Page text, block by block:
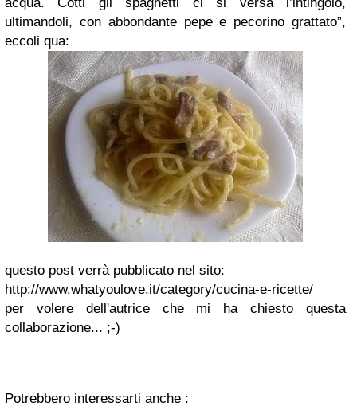
ultimandoli, con abbondante pepe e pecorino grattato”,
eccoli qua:
questo post verrà pubblicato nel sito:
http://www.whatyoulove.it/category/cucina-e-ricette/
per volere dell'autrice che mi ha chiesto questa
collaborazione... ;-)
Potrebbero interessarti anche :